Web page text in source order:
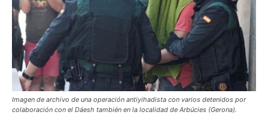
Imagen de archivo de una operación antiyihadista con varios detenidos por
colaboración con el Dáesh también en la localidad de Arbúcies (Gerona).